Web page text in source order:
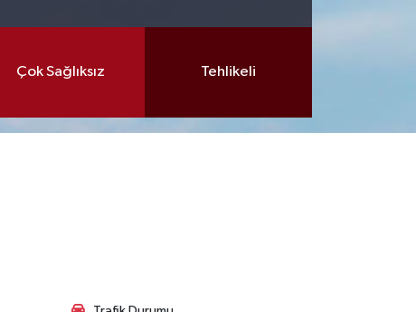
Çok Sağlıksız Tehlikeli